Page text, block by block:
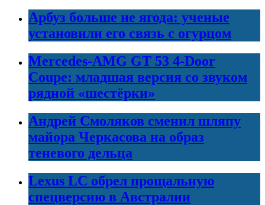
Арбуз больше не ягода: ученые
установили его связь с огурцом
Mercedes-AMG GT 53 4-Door
Coupe: младшая версия со звуком
рядной «шестёрки»
Андрей Смоляков сменил шляпу
майора Черкасова на образ
теневого дельца
Lexus LC обрел прощальную
спецверсию в Австралии